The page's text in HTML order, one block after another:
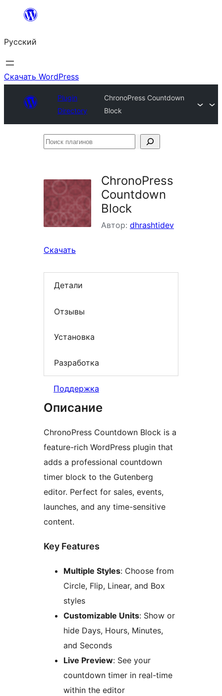
Перейти
содержимому
Русский
Скачать WordPress
Plugin
Directory
ChronoPress Countdown
Block
Поиск
ChronoPress
Countdown
Block
Автор: dhrashtidev
Скачать
Детали
Отзывы
Установка
Разработка
Поддержка
Описание
ChronoPress Countdown Block is a
feature-rich WordPress plugin that
adds a professional countdown
timer block to the Gutenberg
editor. Perfect for sales, events,
launches, and any time-sensitive
content.
Key Features
Multiple Styles: Choose from
Circle, Flip, Linear, and Box
styles
Customizable Units: Show or
hide Days, Hours, Minutes,
and Seconds
Live Preview: See your
countdown timer in real-time
within the editor